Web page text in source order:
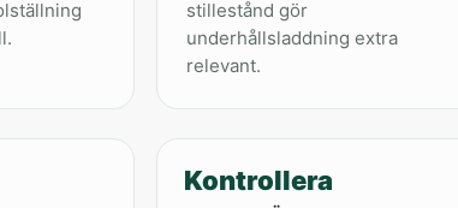
stillestånd gör
underhållsladdning extra
relevant.
Kontrollera